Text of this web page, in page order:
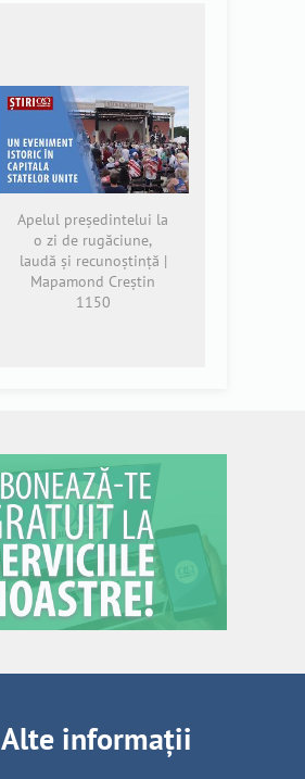
Apelul președintelui la
o zi de rugăciune,
laudă și recunoștință |
Mapamond Creștin
1150
Alte informații